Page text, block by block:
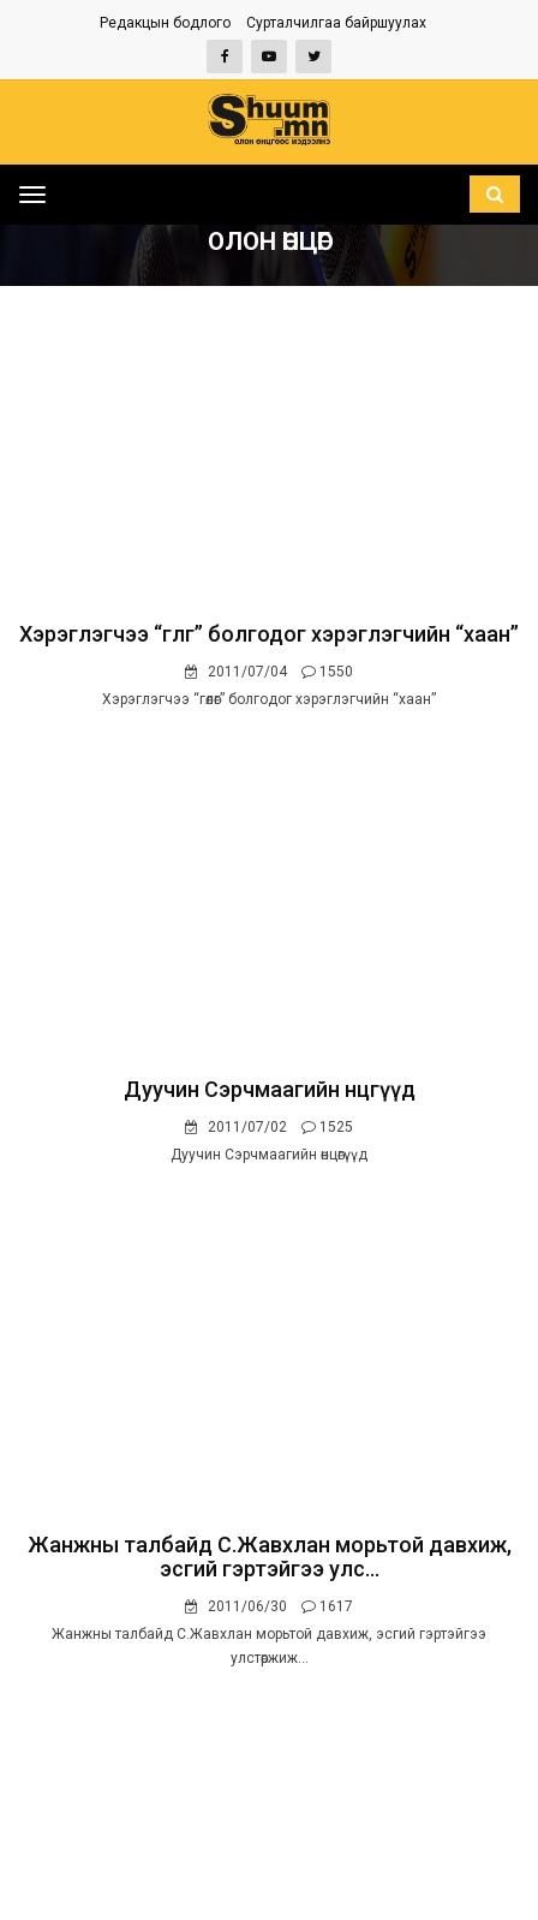
Редакцын бодлого Сурталчилгаа байршуулах
Toggle
ОЛОН ӨНЦӨГ
Хэрэглэгчээ “гөлөг” болгодог хэрэглэгчийн “хаан”
2011/07/04
1550
Хэрэглэгчээ “гөлөг” болгодог хэрэглэгчийн “хаан”
Дуучин Сэрчмаагийн өнцөгүүд
2011/07/02
1525
Дуучин Сэрчмаагийн өнцөгүүд
Жанжны талбайд С.Жавхлан морьтой давхиж,
эсгий гэртэйгээ улс...
2011/06/30
1617
Жанжны талбайд С.Жавхлан морьтой давхиж, эсгий гэртэйгээ
улстөржиж...